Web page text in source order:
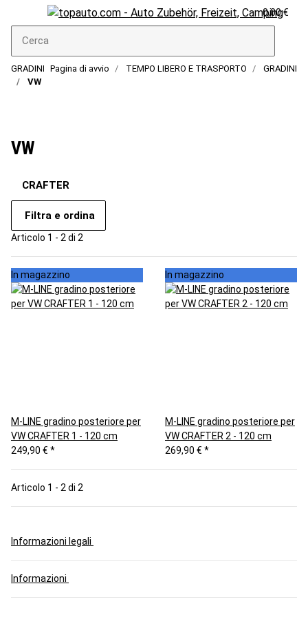
0,00 €
GRADINI Pagina di avvio TEMPO LIBERO E TRASPORTO
GRADINI
VW
VW
CRAFTER
Filtra e ordina
Articolo 1 - 2 di 2
In magazzino
M-LINE gradino posteriore per
VW CRAFTER 1 - 120 cm
249,90 € *
In magazzino
M-LINE gradino posteriore per
VW CRAFTER 2 - 120 cm
269,90 € *
Articolo 1 - 2 di 2
Informazioni legali
Informazioni